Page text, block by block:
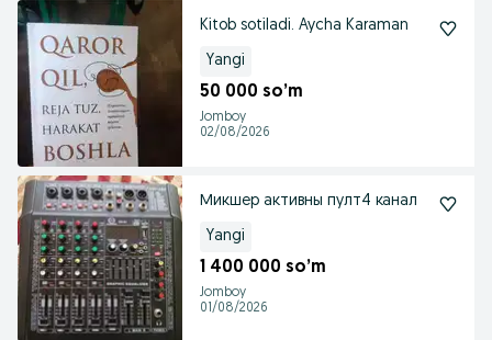
Kitob sotiladi. Aycha Karaman
Yangi
50 000 so’m
Jomboy
02/08/2026
Микшер активны пулт4 канал
Yangi
1 400 000 so’m
Jomboy
01/08/2026